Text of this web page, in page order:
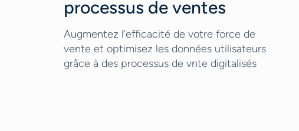
processus de ventes
Augmentez l'efficacité de votre force de
vente et optimisez les données utilisateurs
grâce à des processus de vnte digitalisés